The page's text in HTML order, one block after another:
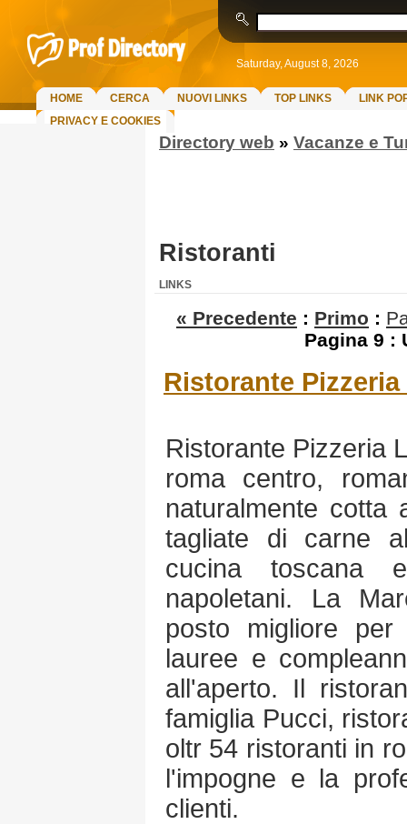
Saturday, August 8, 2026
HOME CERCA NUOVI LINKS TOP LINKS
LINK
PRIVACY E COOKIES
Directory web » Vacanze e
Ristoranti
LINKS
« Precedente : Primo :
Pagina 9 :
Ristorante Pizzeria
Ristorante Pizzeria
roma centro,
naturalmente cotta
tagliate di carne
cucina toscana
napoletani. La
posto migliore
lauree e
all'aperto. Il
famiglia Pucci,
oltr 54 ristoranti in
l'impogne e la
clienti.